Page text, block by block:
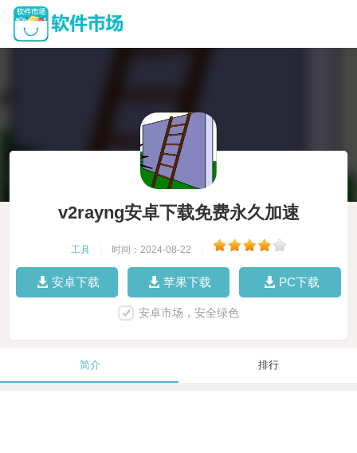
v2rayng安卓下载免费永久加速
工具 时间：2024-08-22
安卓下载 苹果下载 PC下载
安卓市场，安全绿色
简介 排行